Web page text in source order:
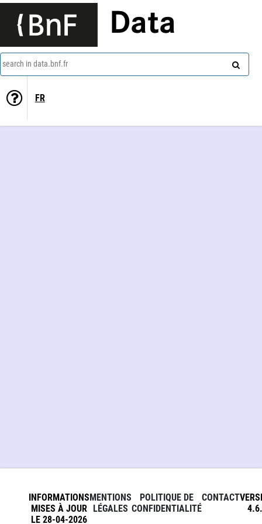
Data
search in data.bnf.fr
FR
INFORMATIONS
MISES À JOUR
LE 28-04-2026
MENTIONS
LÉGALES
POLITIQUE DE
CONFIDENTIALITÉ
CONTACT